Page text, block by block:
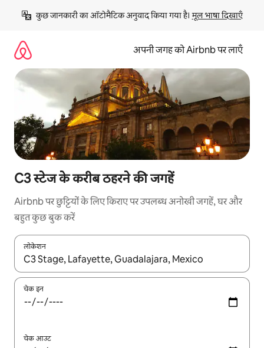
छोड़कर
कॉन्टेंट
कुछ जानकारी का ऑटोमैटिक अनुवाद किया गया है। मूल भाषा दिखाएँ
अपनी जगह को Airbnb पर लाएँ
C3 स्टेज के करीब ठहरने की जगहें
Airbnb पर छुट्टियों के लिए किराए पर उपलब्ध अनोखी जगहें, घर और
बहुत कुछ बुक करें
लोकेशन
नतीजों के उपलब्ध होने पर, अप और डाउन 'ऐरो की' का इस्तेमाल करके नेविगेट
चेक इन
चेक आउट